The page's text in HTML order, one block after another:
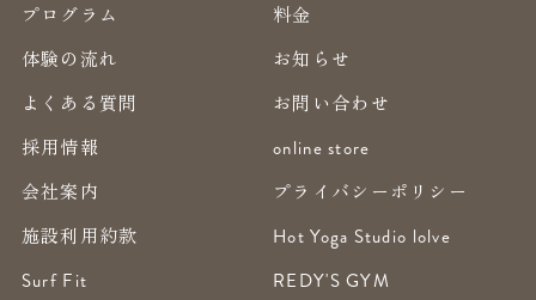
プログラム
料金
体験の流れ
お知らせ
よくある質問
お問い合わせ
採用情報
online store
会社案内
プライバシーポリシー
施設利用約款
Hot Yoga Studio lolve
Surf Fit
REDY'S GYM